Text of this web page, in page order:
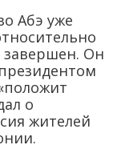
Абэ уже
завершен. Он
о
жителей